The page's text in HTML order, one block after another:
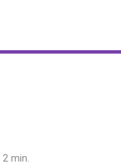
2 min.